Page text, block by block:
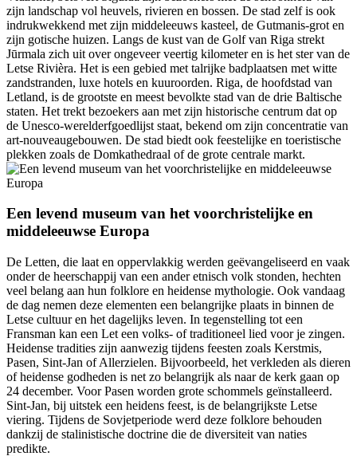
zijn landschap vol heuvels, rivieren en bossen. De stad zelf is ook
indrukwekkend met zijn middeleeuws kasteel, de Gutmanis-grot en
zijn gotische huizen. Langs de kust van de Golf van Riga strekt
Jūrmala zich uit over ongeveer veertig kilometer en is het ster van de
Letse Rivièra. Het is een gebied met talrijke badplaatsen met witte
zandstranden, luxe hotels en kuuroorden. Riga, de hoofdstad van
Letland, is de grootste en meest bevolkte stad van de drie Baltische
staten. Het trekt bezoekers aan met zijn historische centrum dat op
de Unesco-werelderfgoedlijst staat, bekend om zijn concentratie van
art-nouveaugebouwen. De stad biedt ook feestelijke en toeristische
plekken zoals de Domkathedraal of de grote centrale markt.
Een levend museum van het voorchristelijke en
middeleeuwse Europa
De Letten, die laat en oppervlakkig werden geëvangeliseerd en vaak
onder de heerschappij van een ander etnisch volk stonden, hechten
veel belang aan hun folklore en heidense mythologie. Ook vandaag
de dag nemen deze elementen een belangrijke plaats in binnen de
Letse cultuur en het dagelijks leven. In tegenstelling tot een
Fransman kan een Let een volks- of traditioneel lied voor je zingen.
Heidense tradities zijn aanwezig tijdens feesten zoals Kerstmis,
Pasen, Sint-Jan of Allerzielen. Bijvoorbeeld, het verkleden als dieren
of heidense godheden is net zo belangrijk als naar de kerk gaan op
24 december. Voor Pasen worden grote schommels geïnstalleerd.
Sint-Jan, bij uitstek een heidens feest, is de belangrijkste Letse
viering. Tijdens de Sovjetperiode werd deze folklore behouden
dankzij de stalinistische doctrine die de diversiteit van naties
predikte.